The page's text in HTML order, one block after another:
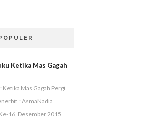
Ketika Mas Gagah
Ketika Mas Gagah Pergi
: AsmaNadia
16, Desember 2015